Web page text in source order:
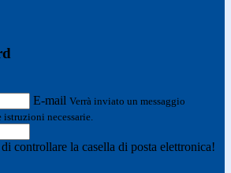
E-mail Verrà inviato un messaggio
necessarie.
controllare la casella di posta elettronica!